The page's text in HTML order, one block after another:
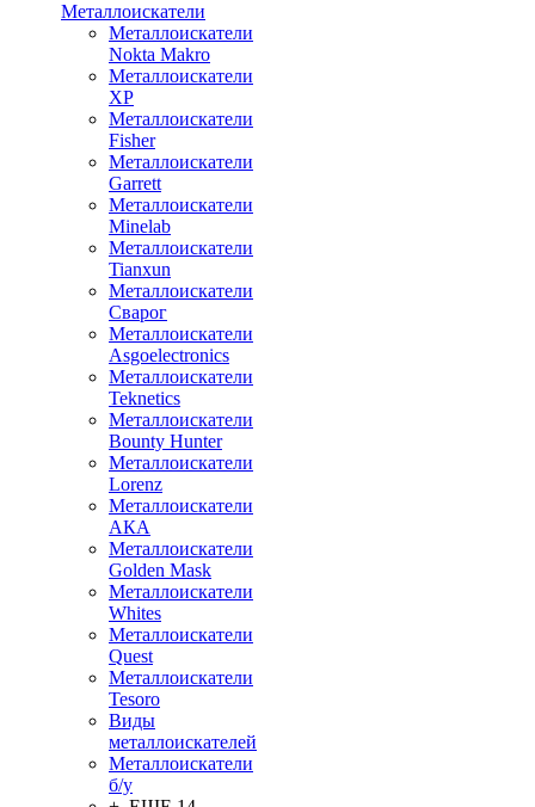
Металлоискатели
Металлоискатели
Nokta Makro
Металлоискатели
XP
Металлоискатели
Fisher
Металлоискатели
Garrett
Металлоискатели
Minelab
Металлоискатели
Tianxun
Металлоискатели
Сварог
Металлоискатели
Asgoelectronics
Металлоискатели
Teknetics
Металлоискатели
Bounty Hunter
Металлоискатели
Lorenz
Металлоискатели
АКА
Металлоискатели
Golden Mask
Металлоискатели
Whites
Металлоискатели
Quest
Металлоискатели
Tesoro
Виды
металлоискателей
Металлоискатели
б/у